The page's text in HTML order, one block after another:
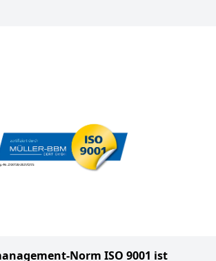
Norm ISO 9001 ist